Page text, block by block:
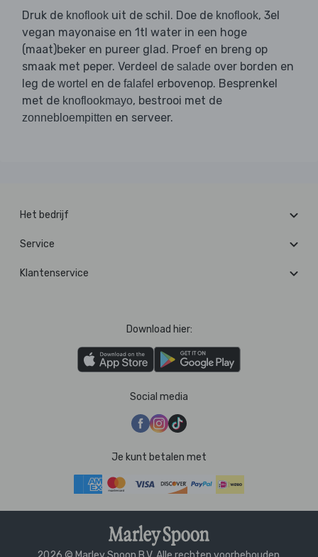
Druk de knoflook uit de schil. Doe de knoflook, 3el
vegan mayonaise en 1tl water in een hoge
(maat)beker en pureer glad. Proef en breng op
smaak met peper. Verdeel de salade over borden en
leg de wortel en de falafel erbovenop. Besprenkel
met de knoflookmayo, bestrooi met de
zonnebloempitten en serveer.
Het bedrijf
Service
Klantenservice
Download hier:
Social media
Je kunt betalen met